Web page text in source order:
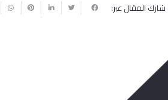
شارك المقال عبر: